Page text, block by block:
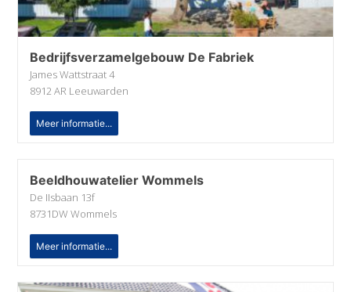
Bedrijfsverzamelgebouw De Fabriek
James Wattstraat 4
8912 AR Leeuwarden
Meer informatie...
Beeldhouwatelier Wommels
De IIsbaan 13f
8731DW Wommels
Meer informatie...